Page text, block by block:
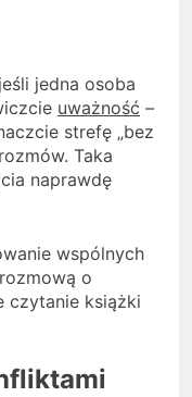
jedna osoba
uważność –
strefę „bez
Taka
naprawdę
wspólnych
o
czytanie książki